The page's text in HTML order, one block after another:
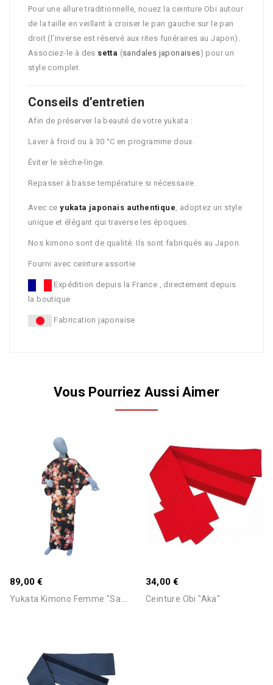
Pour une allure traditionnelle, nouez la ceinture Obi autour
de la taille en veillant à croiser le pan gauche sur le pan
droit (l’inverse est réservé aux rites funéraires au Japon).
Associez-le à des setta (sandales japonaises) pour un
style complet.
Conseils d’entretien
Afin de préserver la beauté de votre yukata :
Laver à froid ou à 30 °C en programme doux.
Éviter le sèche-linge.
Repasser à basse température si nécessaire.
Avec ceyukata japonais authentique, adoptez un style
unique et élégant qui traverse les époques.
Nos kimono sont de qualité. Ils sont fabriqués au Japon.
Fourni avec ceinture assortie
Expédition depuis la France , directement depuis
la boutique
Fabrication japonaise
Vous Pourriez Aussi Aimer
89,00 €
Consulter Pour Connaitre Le
34,00 €
Ceinture Obi "Aka"